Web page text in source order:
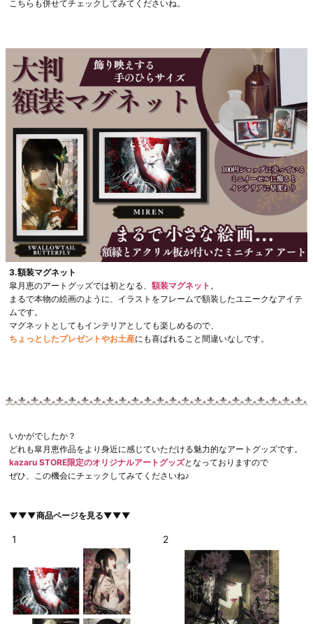
こちらも併せてチェックしてみてくださいね。
3.額装マグネット
皐月恵のアートグッズでは初となる、 額装マグネット 。
まるで本物の絵画のように、イラストをフレームで額装したユニークなアイテ
ムです。
マグネットとしてもインテリアとしても楽しめるので、
ちょっとしたプレゼントやお土産にも喜ばれること間違いなしです。
いかがでしたか？
どれも皐月恵作品をより身近に感じていただける魅力的なアートグッズです。
kazaru STORE限定のオリジナルアートグッズとなっておりますので
ぜひ、この機会にチェックしてみてくださいね♪
▼▼▼商品ページを見る▼▼▼
1 2